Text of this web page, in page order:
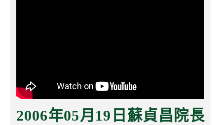
2006年05月19日蘇貞昌院長